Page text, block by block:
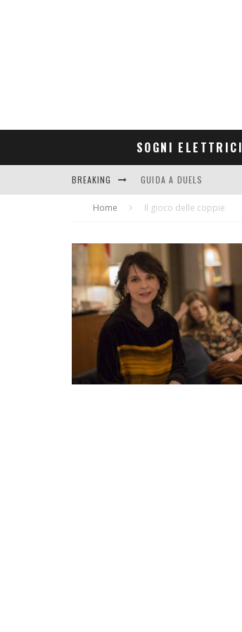
SOGNI ELETTRICI
BREAKING GUIDA A DUELS
CONTRIBUTORS
Home Il gioco delle coppie